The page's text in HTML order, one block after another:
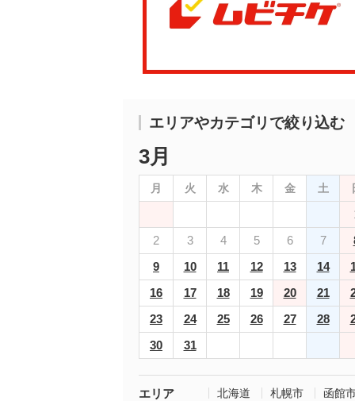
エリアやカテゴリで絞り込む
3月
月 火 水 木 金 土
2
3 4 5 6 7
9
10 11 12 13 14
16
17 18 19 20 21
23
24 25 26 27 28
30
31
エリア 北海道 札幌市
函館